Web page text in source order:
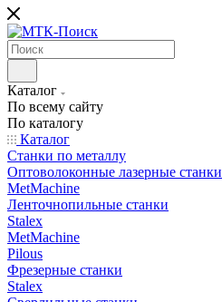
Каталог
По всему сайту
По каталогу
Каталог
Станки по металлу
Оптоволоконные лазерные станки
MetMachine
Ленточнопильные станки
Stalex
MetMachine
Pilous
Фрезерные станки
Stalex